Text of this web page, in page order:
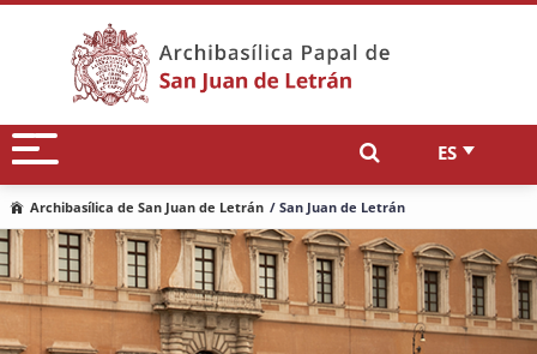
ES
Archibasílica de San Juan de Letrán / San Juan de Letrán